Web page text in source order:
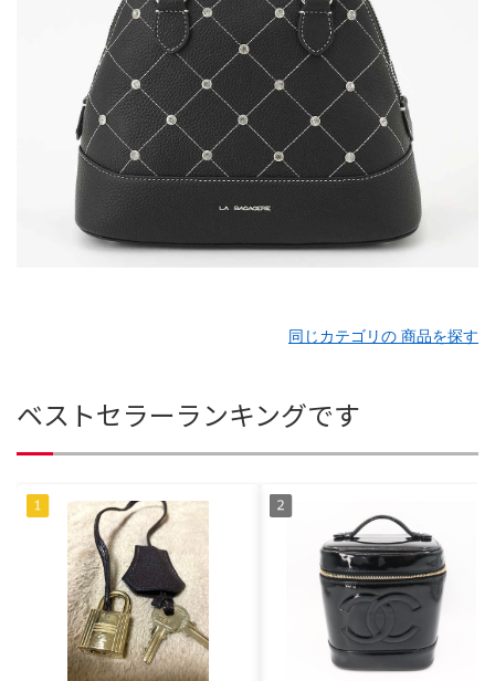
同じカテゴリの 商品を探す
ベストセラーランキングです